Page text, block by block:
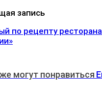
запись
по рецепту
могут понравиться